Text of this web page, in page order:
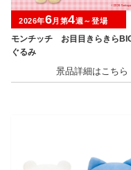
モンチッチ お目目きらきら
ぐるみ
2026年6月第4週～登場